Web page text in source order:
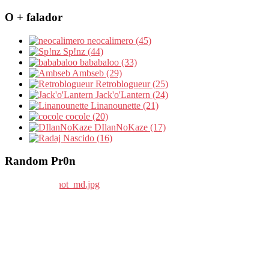
O + falador
neocalimero (45)
Sp!nz (44)
bababaloo (33)
Ambseb (29)
Retroblogueur (25)
Jack'o'Lantern (24)
Linanounette (21)
cocole (20)
DIlanNoKaze (17)
Nascido (16)
Random Pr0n